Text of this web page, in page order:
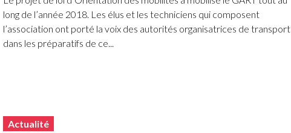
long de l’année 2018. Les élus et les techniciens qui composent
l’association ont porté la voix des autorités organisatrices de transport
dans les préparatifs de ce...
Actualité